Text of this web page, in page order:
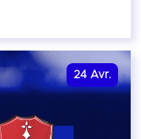
24 Avr.